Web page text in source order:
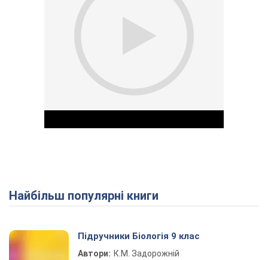
Play Video
Найбільш популярні книги
Підручники Біологія 9 клас
Автори: К.М. Задорожній